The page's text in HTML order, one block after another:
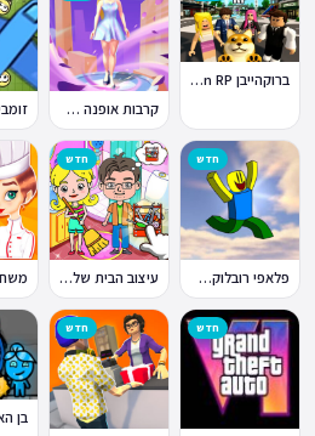
ברוקהייבן Brookhaven RP
קרבות אופנה Fashion Battle
חדש
פלאפי רובלוקס Flappy Roblox
חדש
עיצוב הבית של טוקה בוקה
חדש חדש